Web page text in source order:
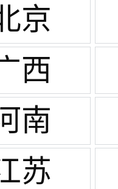
京
西
南
苏